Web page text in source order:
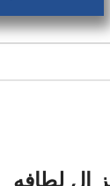
ال لطافه